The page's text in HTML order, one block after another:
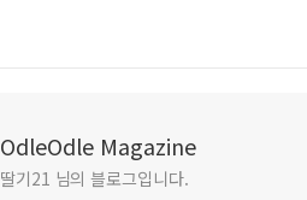
OdleOdle Magazine
딸기21 님의 블로그입니다.